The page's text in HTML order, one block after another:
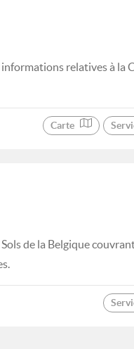
relatives à la
Carte
de la Belgique